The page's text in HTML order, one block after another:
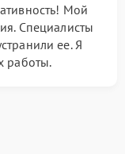
Мой
Специалисты
ее. Я
работы.